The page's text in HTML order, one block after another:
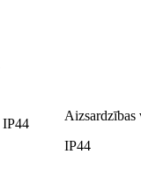
IP44
Aizsardzības
IP44